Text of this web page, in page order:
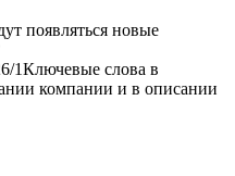
появляться новые
6/1Ключевые слова в
компании и в описании